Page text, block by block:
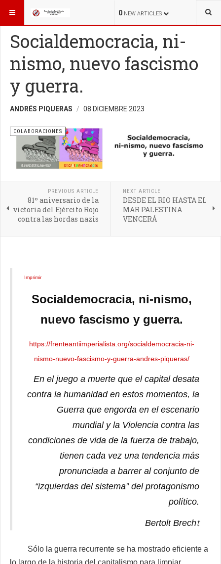
0 NEW ARTICLES
ESTÁ AQUÍ: INICIO COLABORACIONES
Socialdemocracia, ni-
nismo, nuevo fascismo
y guerra.
ANDRÉS PIQUERAS 08 DICIEMBRE 2023
COLABORACIONES
PREVIOUS ARTICLE
81º aniversario de la
victoria del Ejército Rojo
contra las hordas nazis
NEXT ARTICLE
DESDE EL RIO HASTA EL
MAR PALESTINA
VENCERÁ
Imprimir
Socialdemocracia, ni-nismo,
nuevo fascismo y guerra.
https://frenteantiimperialista.org/socialdemocracia-ni-
nismo-nuevo-fascismo-y-guerra-andres-piqueras/
En el juego a muerte que el capital desata
contra la humanidad en estos momentos, la
Guerra que engorda en el escenario
mundial y la Violencia contra las
condiciones de vida de la fuerza de trabajo,
tienen cada vez una tendencia más
pronunciada a barrer al conjunto de
“izquierdas del sistema” del protagonismo
político.
Bertolt Brecht
Sólo la guerra recurrente se ha mostrado eficiente a